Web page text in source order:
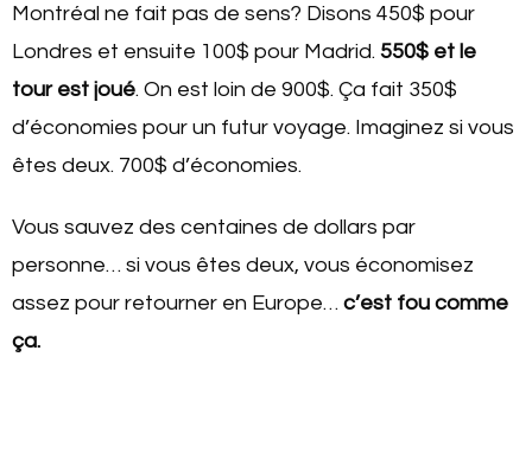
Montréal ne fait pas de sens? Disons 450$ pour
Londres et ensuite 100$ pour Madrid. 550$ et le
tour est joué. On est loin de 900$. Ça fait 350$
d’économies pour un futur voyage. Imaginez si vous
êtes deux. 700$ d’économies.
Vous sauvez des centaines de dollars par
personne… si vous êtes deux, vous économisez
assez pour retourner en Europe… c’est fou comme
ça.